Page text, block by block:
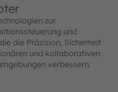
zur
und
die Präzision, Sicherheit
und kollaborativen
verbessern.